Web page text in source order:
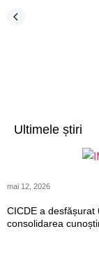
Ultimele știri
mai 12, 2026
CICDE a desfășurat
consolidarea